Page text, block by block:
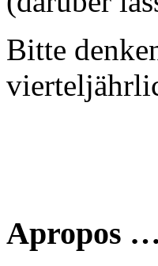
Bitte
Apropos …